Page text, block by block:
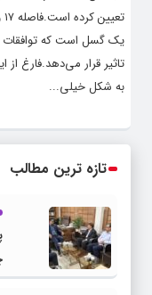
یک گسل است که
تاثیر قرار می‌دهد.فارغ
به شکل خیلی...
تازه ترین مطالب